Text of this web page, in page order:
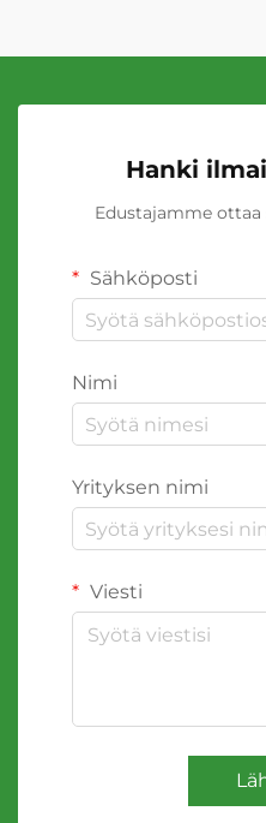
Hanki
Edustajamme
Sähköposti
Nimi
Yrityksen nimi
Viesti